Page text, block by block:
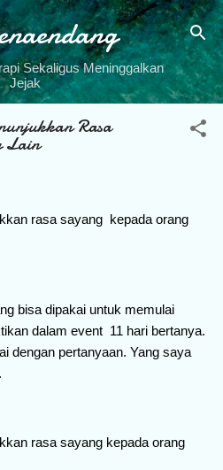
main content
Sekaligus Meninggalkan
Jejak
Rasa
Lain
rasa sayang kepada orang
bisa dipakai untuk memulai
dalam event 11 hari bertanya.
dengan pertanyaan. Yang saya
rasa sayang kepada orang